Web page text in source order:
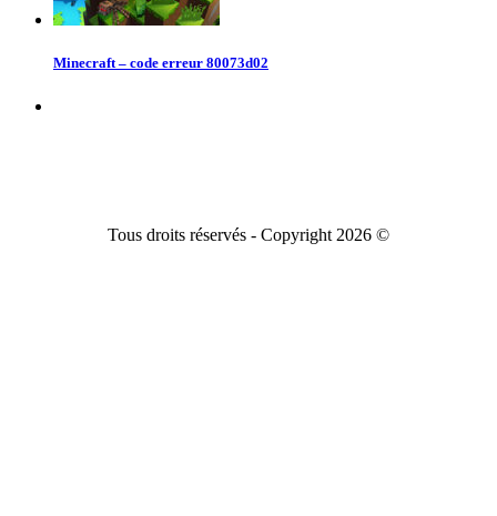
Minecraft – code erreur 80073d02
Tous droits réservés - Copyright 2026 ©